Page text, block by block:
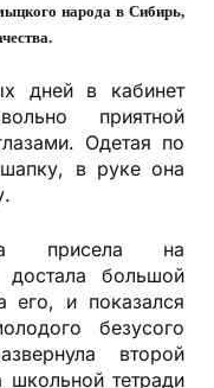
народа в Сибирь,
дней в кабинет
приятной
Одетая по
в руке она
присела на
большой
его, и показался
безусого
второй
школьной тетради